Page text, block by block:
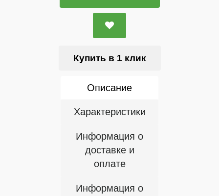
Купить в 1 клик
Описание
Характеристики
Информация о
доставке и
оплате
Информация о